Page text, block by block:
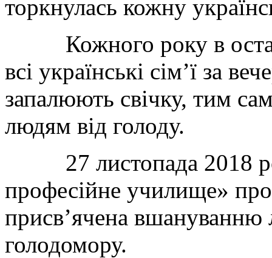
торкнулась кожну
Кожного року в
всі українські сім’ї за
запалюють свічку, тим
людям від голоду.
27 листопада 2018
професійне училище»
присв’ячена вшануванню
голодомору.